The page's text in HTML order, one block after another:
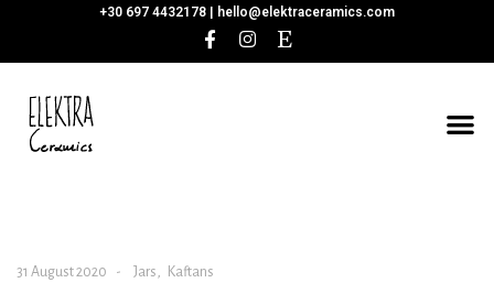
+30 697 4432178 | hello@elektraceramics.com
31 August 2020 Jars Kaftans